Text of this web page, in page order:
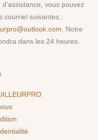
vous pouvez
courriel suivantes :
. Notre
dans les 24 heures.